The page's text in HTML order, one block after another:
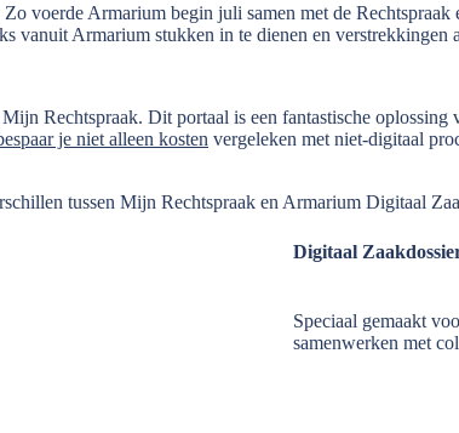
voerde Armarium begin juli samen met de
vanuit Armarium stukken in te dienen en verstrekkingen
Rechtspraak. Dit portaal is een fantastische
je niet alleen kosten vergeleken met niet-digitaal
tussen Mijn Rechtspraak en Armarium Digitaal
Digitaal
Speciaal gemaakt
samenwerken met